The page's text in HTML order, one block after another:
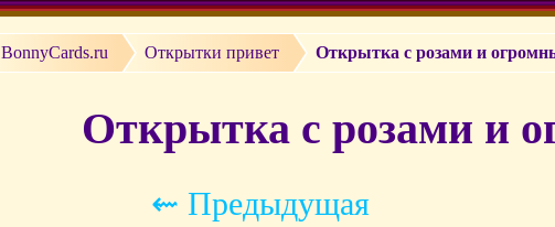
BonnyCards.ru Открытки привет Открытка с розами и
Открытка с розами и
⇜ Предыдущая